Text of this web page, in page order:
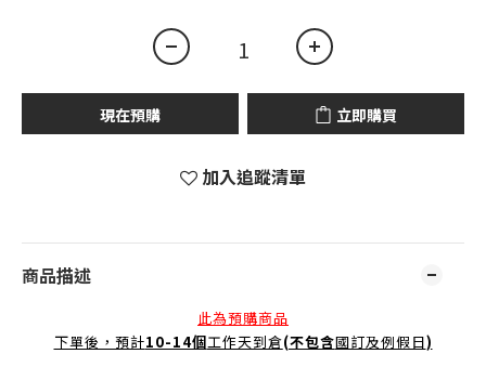
現在預購 立即購買
加入追蹤清單
商品描述
此為預購商品
下單後，預計10-14個工作天到倉(不包含國訂及例假日)